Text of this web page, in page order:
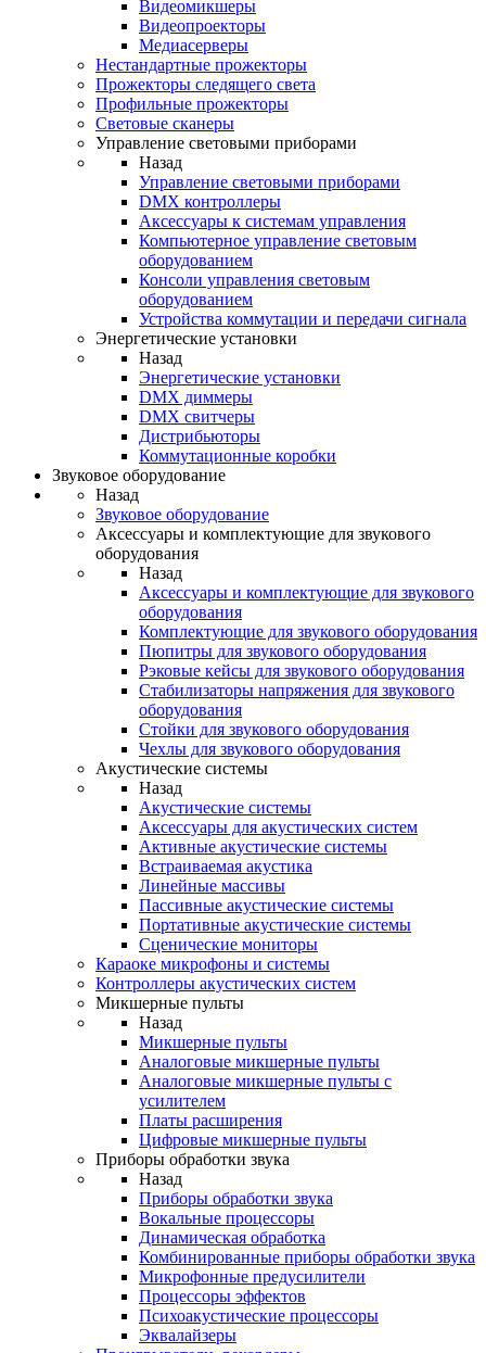
Видеомикшеры
Видеопроекторы
Медиасерверы
Нестандартные прожекторы
Прожекторы следящего света
Профильные прожекторы
Световые сканеры
Управление световыми приборами
Назад
Управление световыми приборами
DMX контроллеры
Аксессуары к системам управления
Компьютерное управление световым
оборудованием
Консоли управления световым
оборудованием
Устройства коммутации и передачи сигнала
Энергетические установки
Назад
Энергетические установки
DMX диммеры
DMX свитчеры
Дистрибьюторы
Коммутационные коробки
Звуковое оборудование
Назад
Звуковое оборудование
Аксессуары и комплектующие для звукового
оборудования
Назад
Аксессуары и комплектующие для звукового
оборудования
Комплектующие для звукового оборудования
Пюпитры для звукового оборудования
Рэковые кейсы для звукового оборудования
Стабилизаторы напряжения для звукового
оборудования
Стойки для звукового оборудования
Чехлы для звукового оборудования
Акустические системы
Назад
Акустические системы
Аксессуары для акустических систем
Активные акустические системы
Встраиваемая акустика
Линейные массивы
Пассивные акустические системы
Портативные акустические системы
Сценические мониторы
Караоке микрофоны и системы
Контроллеры акустических систем
Микшерные пульты
Назад
Микшерные пульты
Аналоговые микшерные пульты
Аналоговые микшерные пульты с
усилителем
Платы расширения
Цифровые микшерные пульты
Приборы обработки звука
Назад
Приборы обработки звука
Вокальные процессоры
Динамическая обработка
Комбинированные приборы обработки звука
Микрофонные предусилители
Процессоры эффектов
Психоакустические процессоры
Эквалайзеры